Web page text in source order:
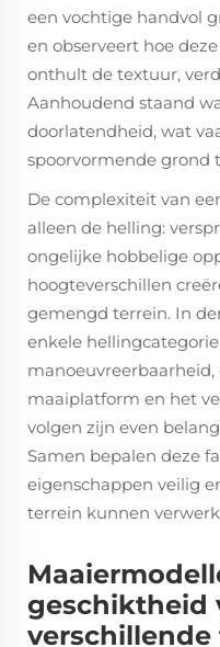
een vochtige handvol
en observeert hoe
onthult de textuur,
Aanhoudend staand
doorlatendheid, wat
spoorvormende grond
De complexiteit van
alleen de helling:
ongelijke hobbelige
hoogteverschillen
gemengd terrein. In
enkele
maaiplatform en het
volgen zijn even
Samen bepalen deze
eigenschappen veilig
terrein kunnen
geschiktheid